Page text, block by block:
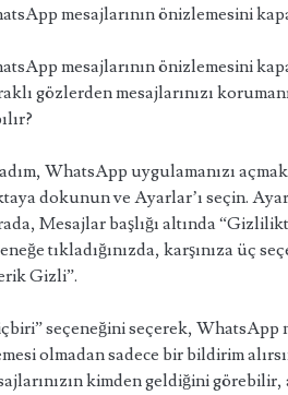
mesajlarının önizlemesini
mesajlarının önizlemesini
gözlerden mesajlarınızı
WhatsApp uygulamanızı
dokunun ve Ayarlar’ı seçin.
Mesajlar başlığı altında
tıkladığınızda, karşınıza üç
Gizli”.
seçeneğini seçerek, WhatsApp
olmadan sadece bir bildirim
kimden geldiğini